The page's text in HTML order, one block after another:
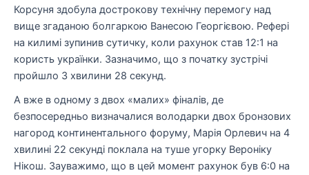
Корсуня здобула дострокову технічну перемогу над
вище згаданою болгаркою Ванесою Георгієвою. Рефері
на килимі зупинив сутичку, коли рахунок став 12:1 на
користь українки. Зазначимо, що з початку зустрічі
пройшло 3 хвилини 28 секунд.
А вже в одному з двох «малих» фіналів, де
безпосередньо визначалися володарки двох бронзових
нагород континентального форуму, Марія Орлевич на 4
хвилині 22 секунді поклала на туше угорку Вероніку
Нікош. Зауважимо, що в цей момент рахунок був 6:0 на